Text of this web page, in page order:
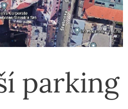
parking